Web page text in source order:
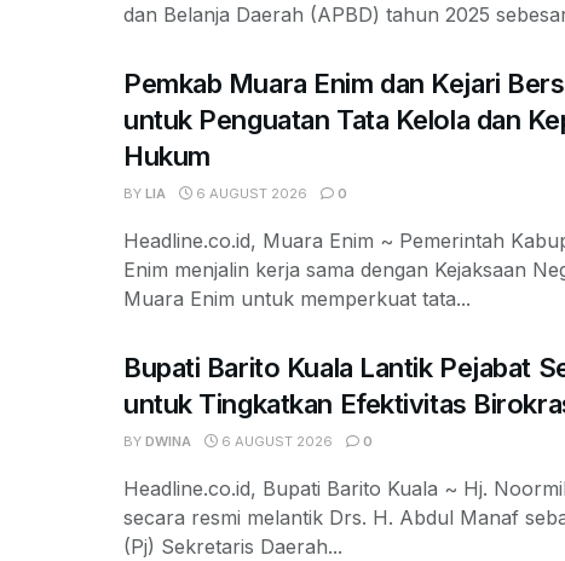
dan Belanja Daerah (APBD) tahun 2025
Pemkab Muara Enim dan Kejari
untuk Penguatan Tata Kelola dan
Hukum
BY LIA 6 AUGUST 2026 0
Headline.co.id, Muara Enim ~ Pemerintah
Enim menjalin kerja sama dengan Kejaksaan
Muara Enim untuk memperkuat tata...
Bupati Barito Kuala Lantik Pejabat
untuk Tingkatkan Efektivitas
BY DWINA 6 AUGUST 2026 0
Headline.co.id, Bupati Barito Kuala ~ Hj.
secara resmi melantik Drs. H. Abdul Manaf
(Pj) Sekretaris Daerah...